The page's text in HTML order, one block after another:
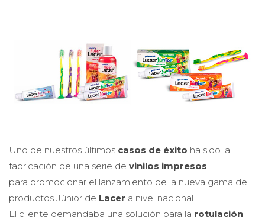
Uno de nuestros últimos casos de éxito ha sido la
fabricación de una serie de vinilos impresos
para promocionar el lanzamiento de la nueva gama de
productos Júnior de Lacer a nivel nacional.
El cliente demandaba una solución para la rotulación